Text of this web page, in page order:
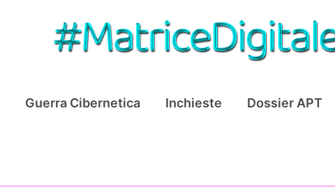
Guerra Cibernetica Inchieste Dossier APT